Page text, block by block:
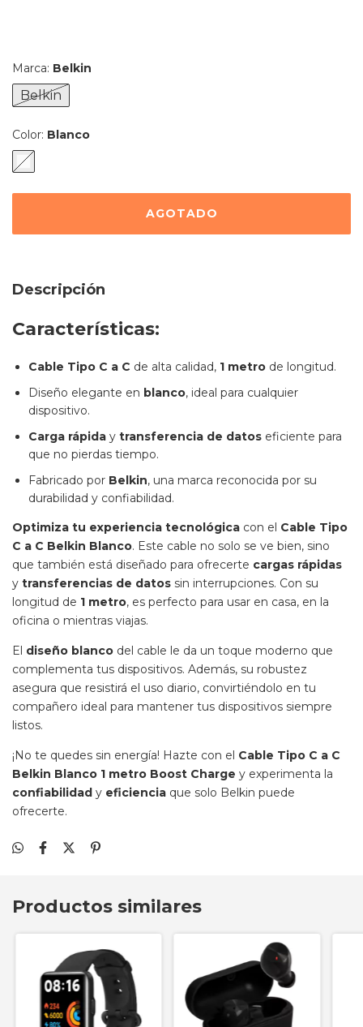
Marca: Belkin
Belkin
Color: Blanco
Descripción
Características:
Cable Tipo C a C de alta calidad, 1 metro de longitud.
Diseño elegante en blanco, ideal para cualquier
dispositivo.
Carga rápida y transferencia de datos eficiente para
que no pierdas tiempo.
Fabricado por Belkin, una marca reconocida por su
durabilidad y confiabilidad.
Optimiza tu experiencia tecnológica con el Cable Tipo
C a C Belkin Blanco. Este cable no solo se ve bien, sino
que también está diseñado para ofrecerte cargas rápidas
y transferencias de datos sin interrupciones. Con su
longitud de 1 metro, es perfecto para usar en casa, en la
oficina o mientras viajas.
El diseño blanco del cable le da un toque moderno que
complementa tus dispositivos. Además, su robustez
asegura que resistirá el uso diario, convirtiéndolo en tu
compañero ideal para mantener tus dispositivos siempre
listos.
¡No te quedes sin energía! Hazte con el Cable Tipo C a C
Belkin Blanco 1 metro Boost Charge y experimenta la
confiabilidad y eficiencia que solo Belkin puede
ofrecerte.
Productos similares